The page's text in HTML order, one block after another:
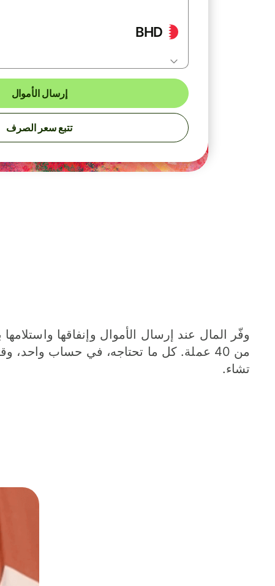
BHD
إرسال الأموال
تتبع سعر الصرف
وفّر المال عند إرسال الأموال وإنفاقها واستلامها
من 40 عملة. كل ما تحتاجه، في حساب واحد،
تشاء.